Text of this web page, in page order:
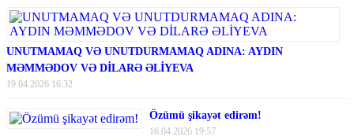
UNUTMAMAQ VƏ UNUTDURMAMAQ ADINA: AYDIN
MƏMMƏDOV VƏ DİLARƏ ƏLİYEVA
19.04.2026 16:32
Özümü şikayət edirəm!
16.04.2026 19:57